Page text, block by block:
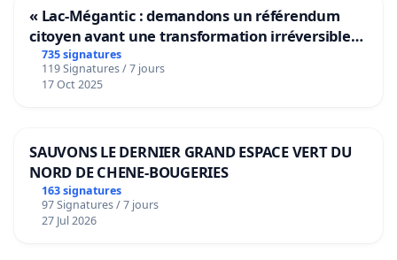
« Lac-Mégantic : demandons un référendum
citoyen avant une transformation irréversible
de notre territoire »
735 signatures
119 Signatures / 7 jours
17 Oct 2025
SAUVONS LE DERNIER GRAND ESPACE VERT DU
NORD DE CHENE-BOUGERIES
163 signatures
97 Signatures / 7 jours
27 Jul 2026